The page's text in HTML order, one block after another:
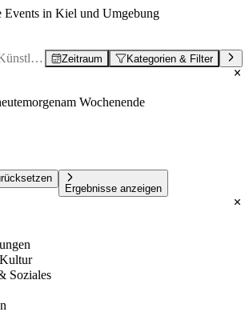
Events in Kiel und Umgebung
Zeitraum Kategorien & Filter
morgenam Wochenende
Ergebnisse anzeigen
Soziales